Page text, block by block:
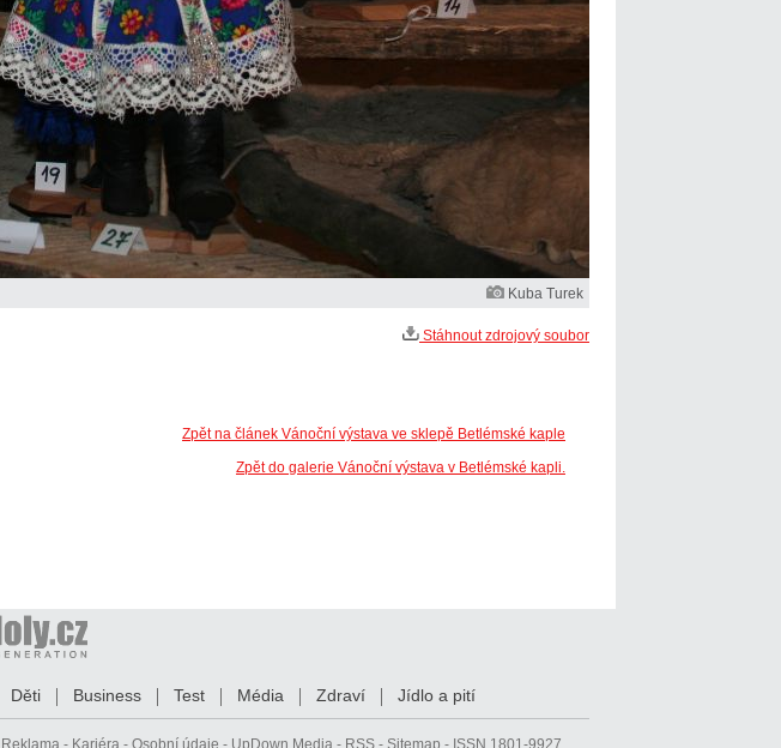
Kuba Turek
Stáhnout zdrojový soubor
Zpět na článek Vánoční výstava ve sklepě Betlémské kaple
Zpět do galerie Vánoční výstava v Betlémské kapli.
Děti Business Test Média Zdraví Jídlo a pití
Reklama - Kariéra - Osobní údaje - UpDown Media - RSS - Sitemap - ISSN 1801-9927